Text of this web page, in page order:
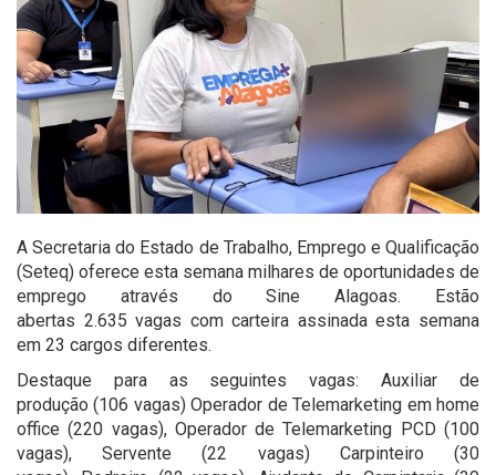
A Secretaria do Estado de Trabalho, Emprego e Qualificação
(Seteq) oferece esta semana milhares de oportunidades de
emprego através do Sine Alagoas. Estão
abertas 2.635 vagas com carteira assinada esta semana
em 23 cargos diferentes.
Destaque para as seguintes vagas: Auxiliar de
produção (106 vagas) Operador de Telemarketing em home
office (220 vagas), Operador de Telemarketing PCD (100
vagas), Servente (22 vagas) Carpinteiro (30